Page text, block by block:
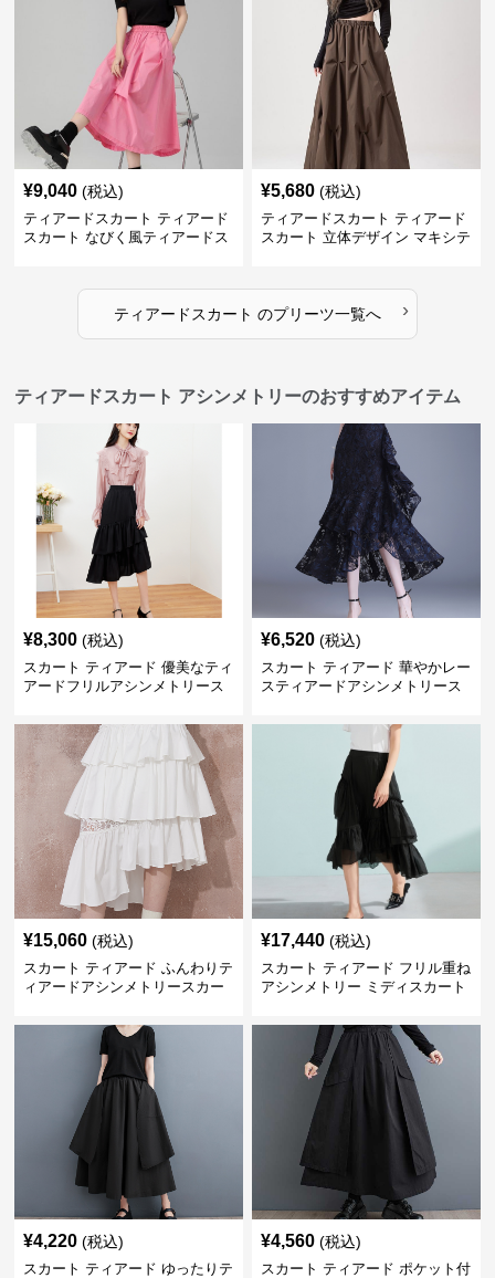
¥9,040 (税込)
ティアードスカート ティアード
スカート なびく風ティアードス
¥5,680 (税込)
ティアードスカート ティアード
スカート 立体デザイン マキシテ
ティアードスカート のプリーツ一覧へ ›
ティアードスカート アシンメトリーのおすすめアイテム
¥8,300 (税込)
スカート ティアード 優美なティ
アードフリルアシンメトリース
¥6,520 (税込)
スカート ティアード 華やかレー
スティアードアシンメトリース
¥15,060 (税込)
スカート ティアード ふんわりテ
ィアードアシンメトリースカー
¥17,440 (税込)
スカート ティアード フリル重ね
アシンメトリー ミディスカート
¥4,220 (税込)
スカート ティアード ゆったりテ
¥4,560 (税込)
スカート ティアード ポケット付